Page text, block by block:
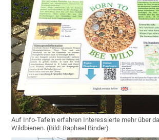
Auf Info-Tafeln erfahren Interessierte mehr über
Wildbienen. (Bild: Raphael Binder)